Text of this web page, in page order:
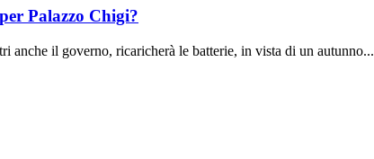
Palazzo Chigi?
anche il governo, ricaricherà le batterie, in vista di un autunno...